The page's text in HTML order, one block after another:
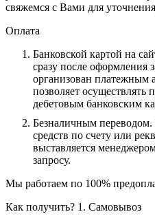
свяжемся с Вами для
Оплата
Банковской картой на
сразу после оформления
организован платежным
позволяет
дебетовым банковским
Безналичным переводом.
средств по счету или
выставляется
запросу.
Мы работаем по 100%
Как получить? 1. Самовывоз